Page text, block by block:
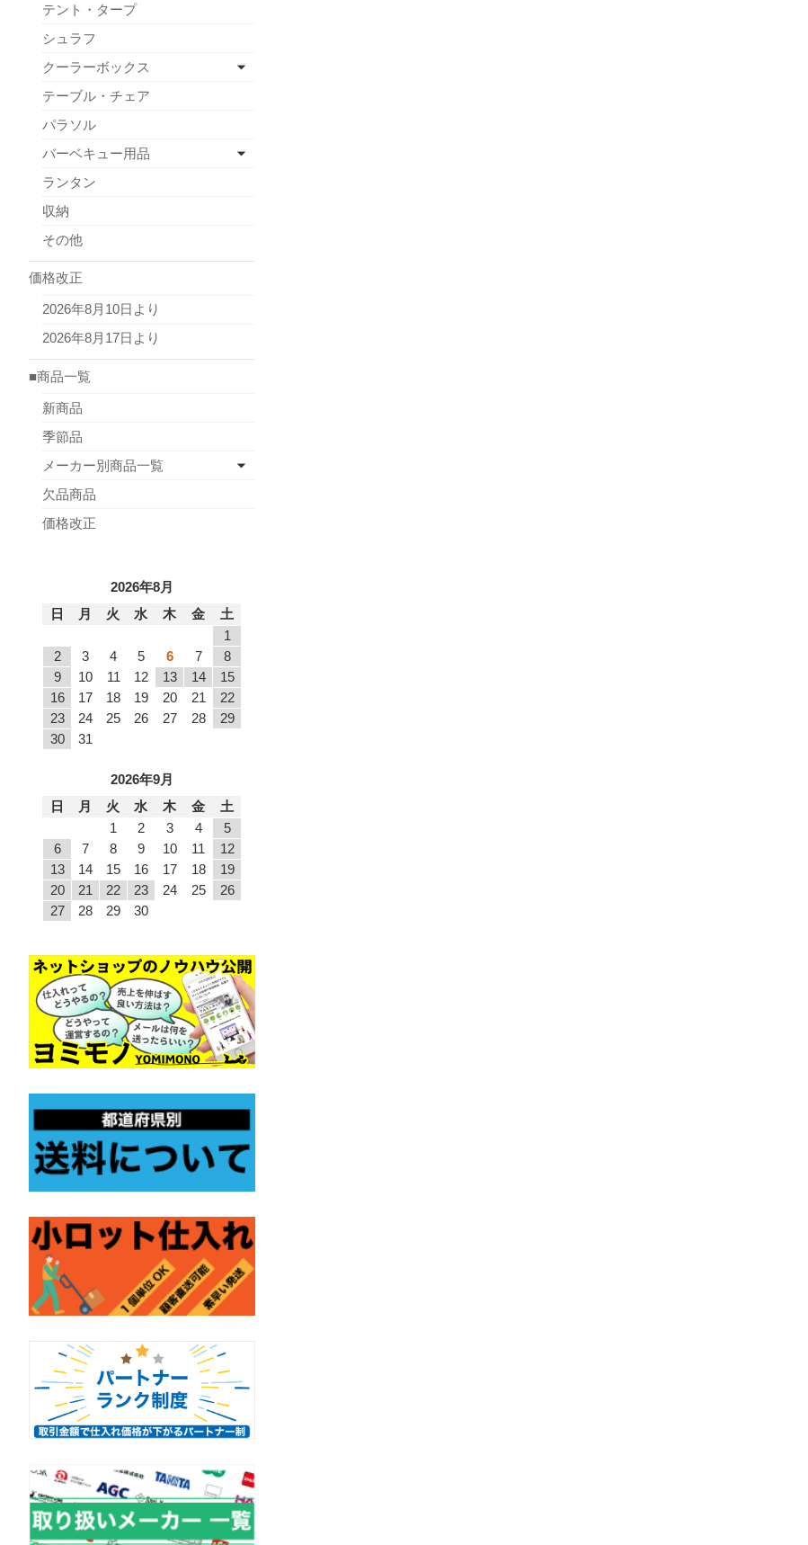
テント・タープ
シュラフ
クーラーボックス
テーブル・チェア
パラソル
バーベキュー用品
ランタン
収納
その他
価格改正
2026年8月10日より
2026年8月17日より
■商品一覧
新商品
季節品
メーカー別商品一覧
欠品商品
価格改正
2026年8月
日
月 火 水 木 金
土
1
2
3 4 5 6 7
8
9
10 11 12 13 14
15
16
17 18 19 20 21
22
23
24 25 26 27 28
29
30
31
2026年9月
日
月 火 水 木 金
土
1
2 3 4
5
6
7 8 9 10 11
12
13
14 15 16 17 18
19
20
21 22 23 24 25
26
27
28 29 30